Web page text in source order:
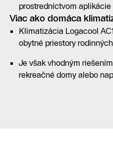
prostredníctvom aplikácie
Viac ako domáca
Klimatizácia Logacool
obytné priestory
Je však vhodným
rekreačné domy alebo